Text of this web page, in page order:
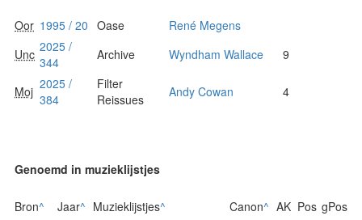
Oor 1995 / 20 Oase
René Megens
Unc 2025 /
344
Archive Wyndham Wallace 9
Moj 2025 /
384
Filter
Reissues
Andy Cowan 4
Genoemd in muzieklijstjes
Bron^ Jaar^ Muzieklijstjes^ Canon^ AK Pos gPos